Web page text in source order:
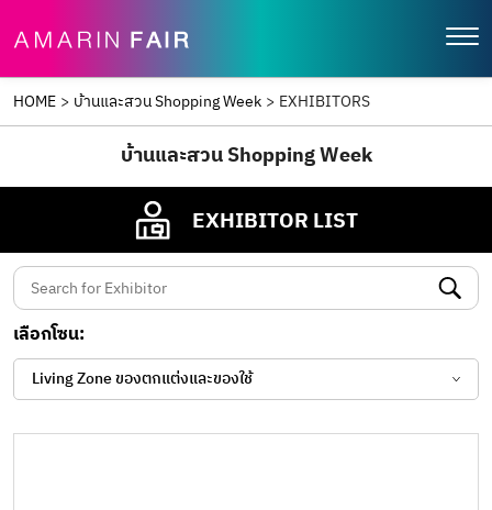
HOME > บ้านและสวน Shopping Week > EXHIBITORS
บ้านและสวน Shopping Week
EXHIBITOR LIST
เลือกโซน:
Living Zone ของตกแต่งและของใช้